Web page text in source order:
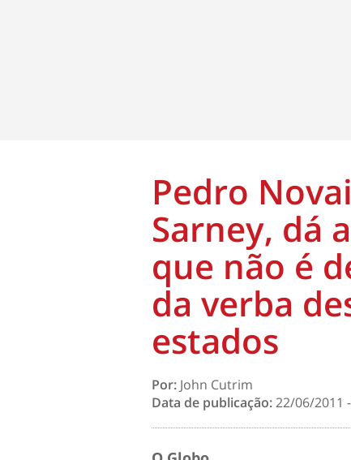
Pedro
Sarney, dá
que não é
da verba
estados
Por: John Cutrim
Data de publicação:22/06/2011